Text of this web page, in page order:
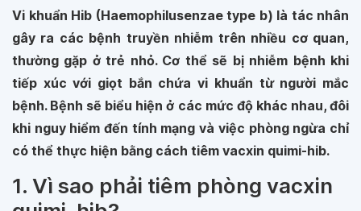
Vi khuẩn Hib (Haemophilusenzae type b) là tác nhân
gây ra các bệnh truyền nhiễm trên nhiều cơ quan,
thường gặp ở trẻ nhỏ. Cơ thể sẽ bị nhiễm bệnh khi
tiếp xúc với giọt bắn chứa vi khuẩn từ người mắc
bệnh. Bệnh sẽ biểu hiện ở các mức độ khác nhau, đôi
khi nguy hiểm đến tính mạng và việc phòng ngừa chỉ
có thể thực hiện bằng cách tiêm vacxin quimi-hib.
1. Vì sao phải tiêm phòng vacxin